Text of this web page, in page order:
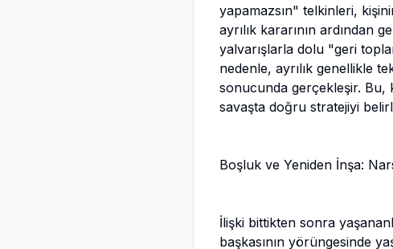
yapamazsın" telkinleri,
ayrılık kararının ardından
yalvarışlarla dolu "geri
nedenle, ayrılık genellikle
sonucunda gerçekleşir. Bu,
savaşta doğru stratejiyi
Boşluk ve Yeniden İnşa:
İlişki bittikten sonra
başkasının yörüngesinde